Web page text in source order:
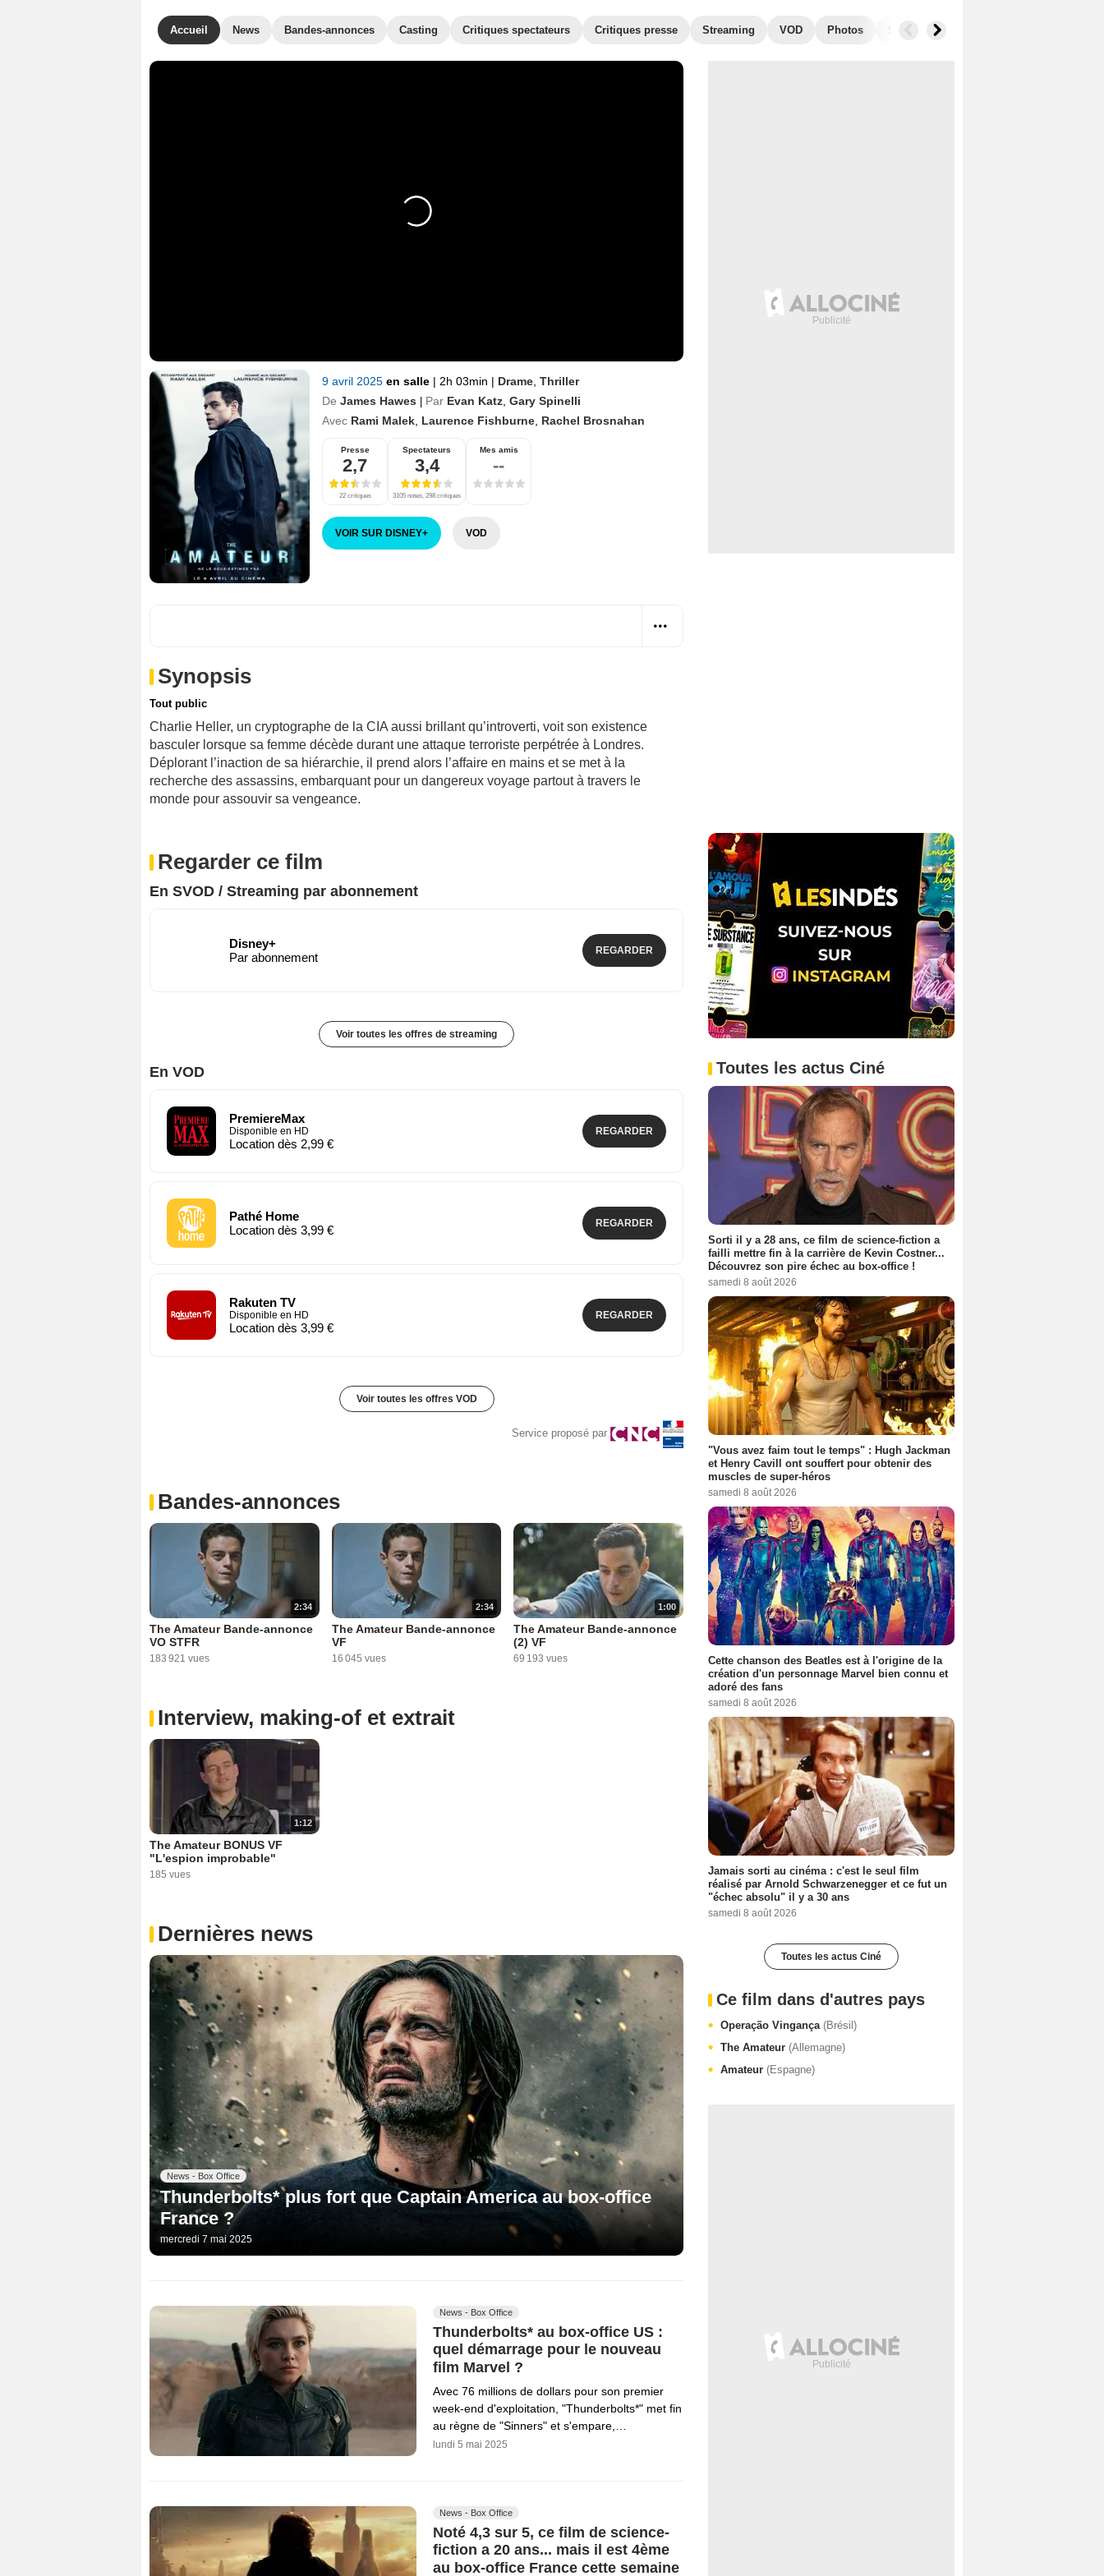
Accueil News Bandes-annonces Casting Critiques spectateurs Critiques presse Streaming VOD Photos Secrets de tournage
9 avril 2025 en salle | 2h 03min | Drame Thriller
De James Hawes | Par Evan Katz Gary Spinelli
Avec Rami Malek Laurence Fishburne Rachel Brosnahan
Presse
2,7
22 critiques
Spectateurs
3,4
3105 notes, 298 critiques
Mes amis
--
VOIR SUR DISNEY+ VOD
Synopsis
Tout public
Charlie Heller, un cryptographe de la CIA aussi brillant qu’introverti, voit son existence
basculer lorsque sa femme décède durant une attaque terroriste perpétrée à Londres.
Déplorant l’inaction de sa hiérarchie, il prend alors l’affaire en mains et se met à la
recherche des assassins, embarquant pour un dangereux voyage partout à travers le
monde pour assouvir sa vengeance.
Regarder ce film
En SVOD / Streaming par abonnement
Disney+
Par abonnement
REGARDER
Voir toutes les offres de streaming
En VOD
PremiereMax
Disponible en HD
Location dès 2,99 €
REGARDER
Pathé Home
Location dès 3,99 €
REGARDER
Rakuten TV
Disponible en HD
Location dès 3,99 €
REGARDER
Voir toutes les offres VOD
Service proposé par
Bandes-annonces
2:34
The Amateur Bande-annonce
VO STFR
183 921 vues
2:34
The Amateur Bande-annonce
VF
16 045 vues
1:00
The Amateur Bande-annonce
(2) VF
69 193 vues
Interview, making-of et extrait
1:12
The Amateur BONUS VF
"L'espion improbable"
185 vues
Dernières news
News - Box Office
Thunderbolts* plus fort que Captain America au box-office
France ?
mercredi 7 mai 2025
News - Box Office
Thunderbolts* au box-office US :
quel démarrage pour le nouveau
film Marvel ?
Avec 76 millions de dollars pour son premier
week-end d'exploitation, "Thunderbolts*" met fin
au règne de "Sinners" et s'empare,…
lundi 5 mai 2025
News - Box Office
Noté 4,3 sur 5, ce film de science-
fiction a 20 ans... mais il est 4ème
au box-office France cette semaine
Toutes les actus Ciné
Sorti il y a 28 ans, ce film de science-fiction a
failli mettre fin à la carrière de Kevin Costner...
Découvrez son pire échec au box-office !
samedi 8 août 2026
"Vous avez faim tout le temps" : Hugh Jackman
et Henry Cavill ont souffert pour obtenir des
muscles de super-héros
samedi 8 août 2026
Cette chanson des Beatles est à l'origine de la
création d'un personnage Marvel bien connu et
adoré des fans
samedi 8 août 2026
Jamais sorti au cinéma : c'est le seul film
réalisé par Arnold Schwarzenegger et ce fut un
"échec absolu" il y a 30 ans
samedi 8 août 2026
Toutes les actus Ciné
Ce film dans d'autres pays
Operação Vingança (Brésil)
The Amateur (Allemagne)
Amateur (Espagne)